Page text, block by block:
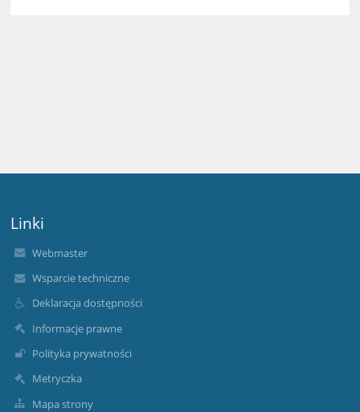
Linki
Webmaster
Wsparcie techniczne
Deklaracja dostępności
Informacje prawne
Polityka prywatności
Metryczka
Mapa strony